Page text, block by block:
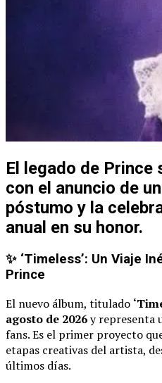
El legado de Prince
con el anuncio de
póstumo y la
anual en su honor.
✨ ‘Timeless’: Un Viaje
Prince
El nuevo álbum, titulado
agosto de 2026y representa
fans. Es el primer proyecto
etapas creativas del artista,
últimos días.